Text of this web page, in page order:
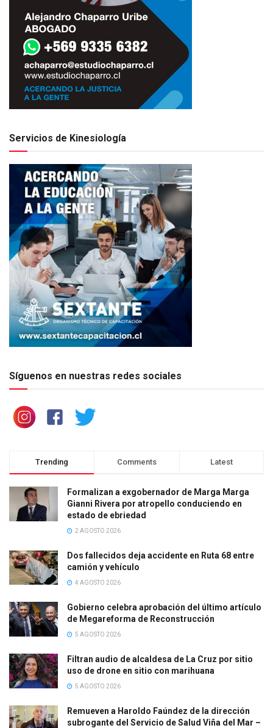
Servicios de Kinesiología
Síguenos en nuestras redes sociales
Trending Comments Latest
Formalizan a exgobernador de Marga Marga
Gianni Rivera por atropello conduciendo en
estado de ebriedad
2 AGOSTO 2026
Dos fallecidos deja accidente en Ruta 68 entre
camión y vehículo
4 AGOSTO 2026
Gobierno celebra aprobación del último artículo
de Megareforma de Reconstrucción
5 AGOSTO 2026
Filtran audio de alcaldesa de La Cruz por sitio
uso de drone en sitio con marihuana
5 AGOSTO 2026
Remueven a Haroldo Faúndez de la dirección
subrogante del Servicio de Salud Viña del Mar –